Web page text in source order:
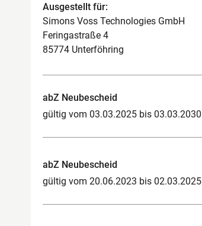
Ausgestellt für:
Simons Voss Technologies GmbH
Feringastraße 4
85774 Unterföhring
abZ Neubescheid
gültig vom 03.03.2025 bis 03.03.2030
abZ Neubescheid
gültig vom 20.06.2023 bis 02.03.2025